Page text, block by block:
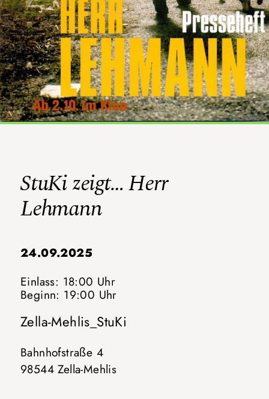
StuKi zeigt… Herr
Lehmann
24.09.2025
Einlass: 18:00 Uhr
Beginn: 19:00 Uhr
Zella-Mehlis_StuKi
Bahnhofstraße 4
98544 Zella-Mehlis